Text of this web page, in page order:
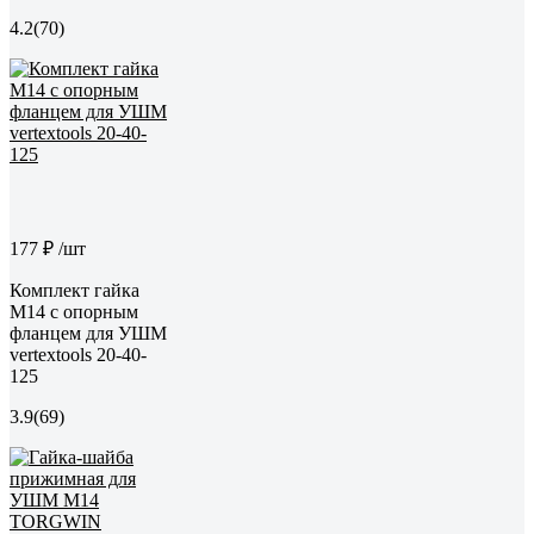
4.2(70)
177 ₽ /шт
Комплект гайка
М14 с опорным
фланцем для УШМ
vertextools 20-40-
125
3.9(69)